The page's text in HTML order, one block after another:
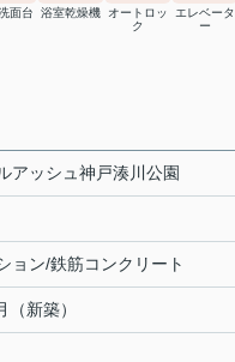
面台 浴室乾燥機
オートロッ
ク
エレベータ
ー
アッシュ神戸湊川公園
ョン/鉄筋コンクリート
（新築）